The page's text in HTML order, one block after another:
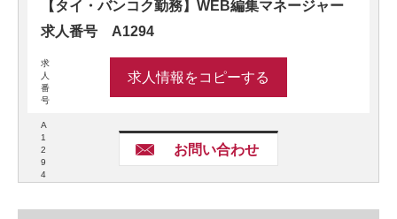
求
人
番
号
A
1
2
9
4
【タイ・バンコク勤務】WEB編集マネージャー
求人番号 A1294
求人情報をコピーする
お問い合わせ